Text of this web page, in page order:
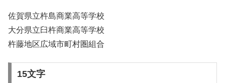
佐賀県立杵島商業高等学校
大分県立臼杵商業高等学校
杵藤地区広域市町村圏組合
15文字